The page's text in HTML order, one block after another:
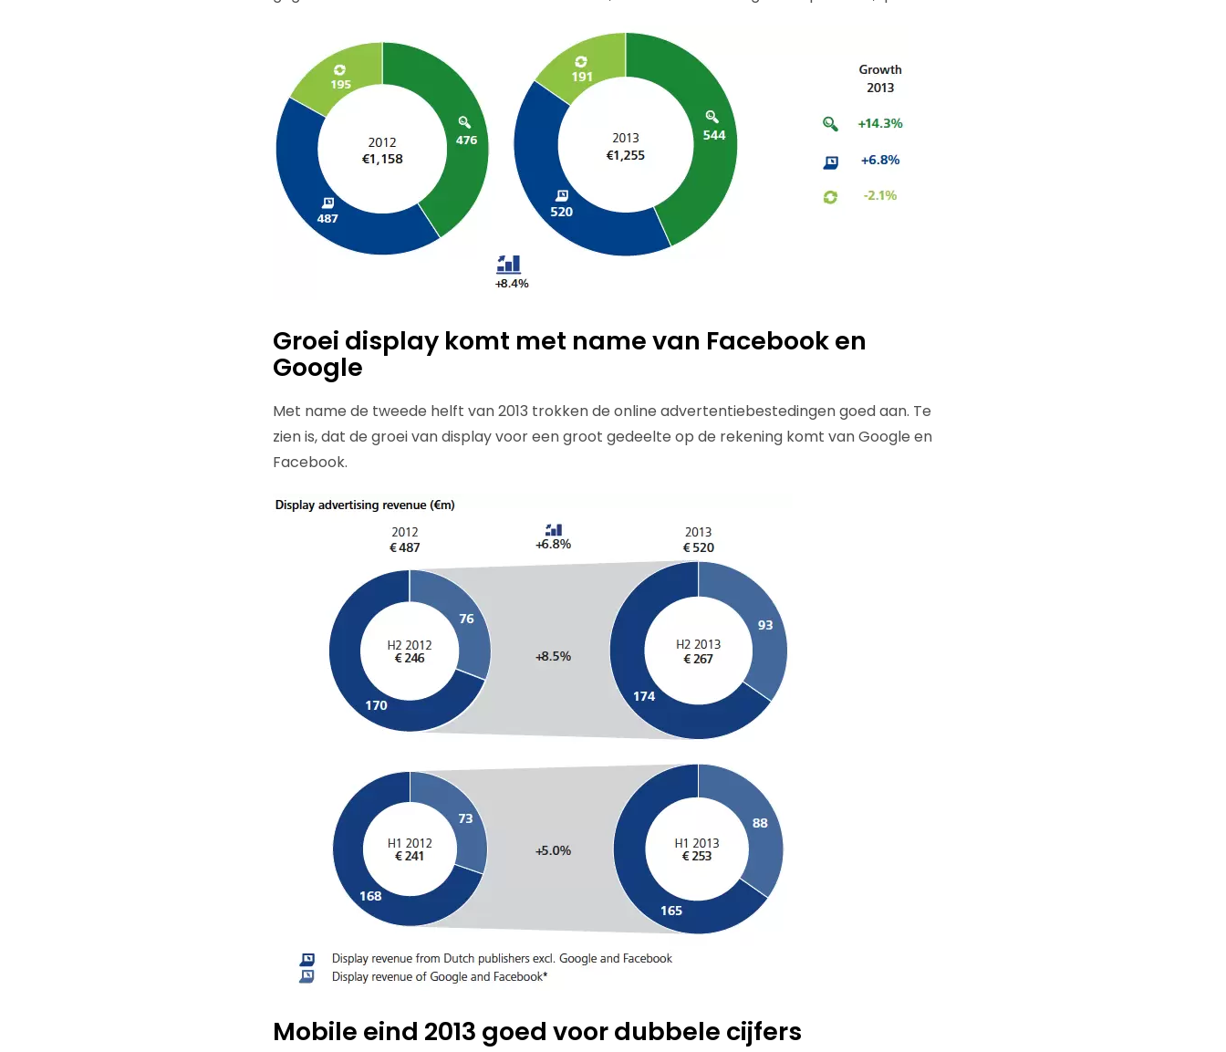
Groei display komt met name van Facebook en
Google
Met name de tweede helft van 2013 trokken de online advertentiebestedingen goed aan. Te
zien is, dat de groei van display voor een groot gedeelte op de rekening komt van Google en
Facebook.
Mobile eind 2013 goed voor dubbele cijfers